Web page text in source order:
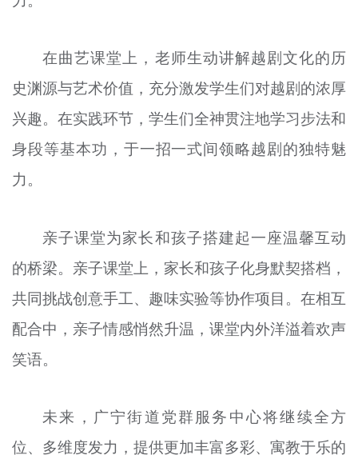
在曲艺课堂上，老师生动讲解越剧文化的历
史渊源与艺术价值，充分激发学生们对越剧的浓厚
兴趣。在实践环节，学生们全神贯注地学习步法和
身段等基本功，于一招一式间领略越剧的独特魅
力。
亲子课堂为家长和孩子搭建起一座温馨互动
的桥梁。亲子课堂上，家长和孩子化身默契搭档，
共同挑战创意手工、趣味实验等协作项目。在相互
配合中，亲子情感悄然升温，课堂内外洋溢着欢声
笑语。
未来，广宁街道党群服务中心将继续全方
位、多维度发力，提供更加丰富多彩、寓教于乐的